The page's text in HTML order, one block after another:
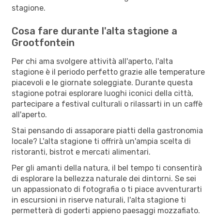
stagione.
Cosa fare durante l'alta stagione a
Grootfontein
Per chi ama svolgere attività all'aperto, l'alta
stagione è il periodo perfetto grazie alle temperature
piacevoli e le giornate soleggiate. Durante questa
stagione potrai esplorare luoghi iconici della città,
partecipare a festival culturali o rilassarti in un caffè
all'aperto.
Stai pensando di assaporare piatti della gastronomia
locale? L'alta stagione ti offrirà un'ampia scelta di
ristoranti, bistrot e mercati alimentari.
Per gli amanti della natura, il bel tempo ti consentirà
di esplorare la bellezza naturale dei dintorni. Se sei
un appassionato di fotografia o ti piace avventurarti
in escursioni in riserve naturali, l'alta stagione ti
permetterà di goderti appieno paesaggi mozzafiato.